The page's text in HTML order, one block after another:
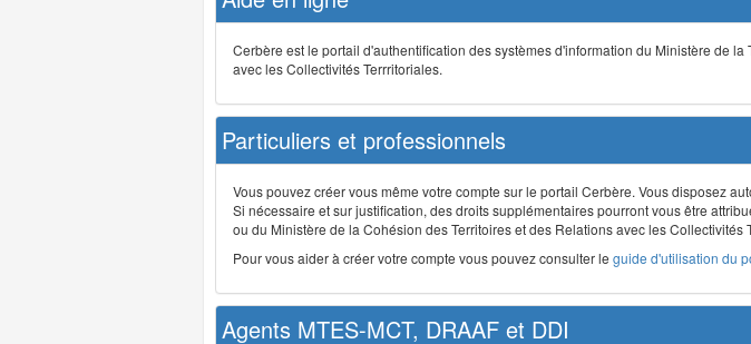
Cerbère est le portail d'authentification des systèmes d'information du Ministère de
avec les Collectivités Terrritoriales.
Particuliers et professionnels
Vous pouvez créer vous même votre compte sur le portail Cerbère. Vous disposez
Si nécessaire et sur justification, des droits supplémentaires pourront vous être
ou du Ministère de la Cohésion des Territoires et des Relations avec les Collectivités
Pour vous aider à créer votre compte vous pouvez consulter le guide d'utilisation du
Agents MTES-MCT, DRAAF et DDI